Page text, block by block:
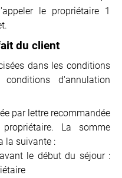
le propriétaire 1
du client
dans les conditions
d'annulation
par lettre recommandée
La somme
la suivante :
le début du séjour :